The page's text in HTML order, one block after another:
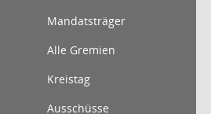
Mandatsträger
Alle Gremien
Kreistag
Ausschüsse